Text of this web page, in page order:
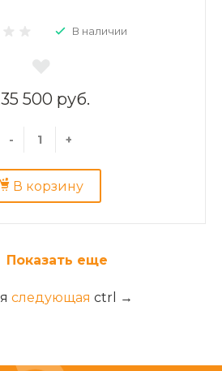
В наличии
500 руб.
- +
В корзину
Показать еще
следующая ctrl
→